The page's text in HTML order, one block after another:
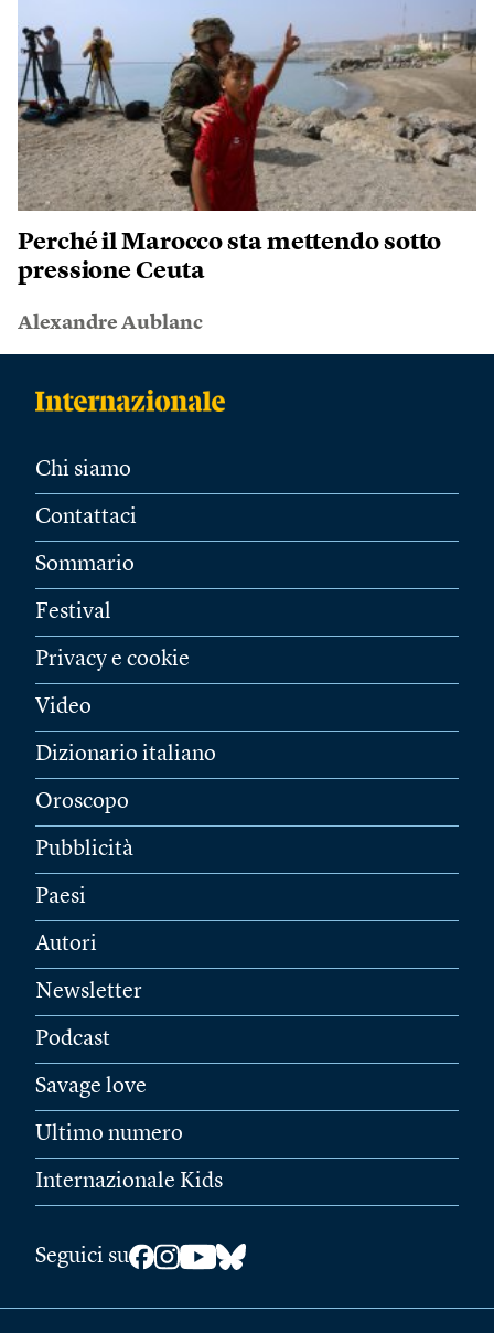
Perché il Marocco sta mettendo sotto
pressione Ceuta
Alexandre Aublanc
Chi siamo
Contattaci
Sommario
Festival
Privacy e cookie
Video
Dizionario italiano
Oroscopo
Pubblicità
Paesi
Autori
Newsletter
Podcast
Savage love
Ultimo numero
Internazionale Kids
Seguici su